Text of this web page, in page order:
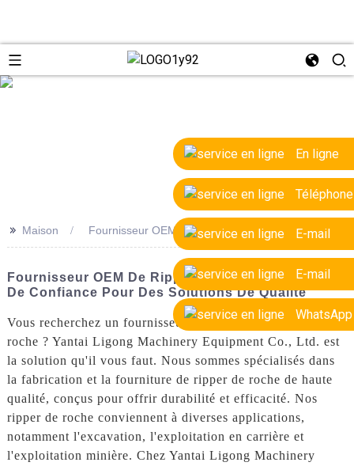
En ligne
Téléphone
E-mail
E-mail
WhatsApp
>> Maison Fournisseur OEM de ripper de roche
Fournisseur OEM De Ripper De Roche : Fabricant
De Confiance Pour Des Solutions De Qualité
Vous recherchez un fournisseur OEM fiable de ripper de
roche ? Yantai Ligong Machinery Equipment Co., Ltd. est
la solution qu'il vous faut. Nous sommes spécialisés dans
la fabrication et la fourniture de ripper de roche de haute
qualité, conçus pour offrir durabilité et efficacité. Nos
ripper de roche conviennent à diverses applications,
notamment l'excavation, l'exploitation en carrière et
l'exploitation minière. Chez Yantai Ligong Machinery